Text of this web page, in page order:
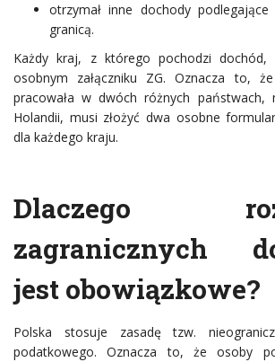
otrzymał inne dochody
granicą.
Każdy kraj, z którego pochodzi dochód,
osobnym załączniku ZG. Oznacza to,
pracowała w dwóch różnych państwach,
Holandii, musi złożyć dwa osobne
dla każdego kraju.
Dlaczego
zagranicznych
jest obowiązkowe?
Polska stosuje zasadę tzw.
podatkowego. Oznacza to, że osoby